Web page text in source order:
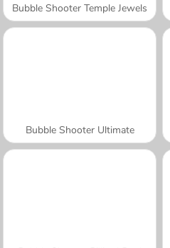
Bubble Shooter Temple Jewels
Bubble Shooter Ultimate